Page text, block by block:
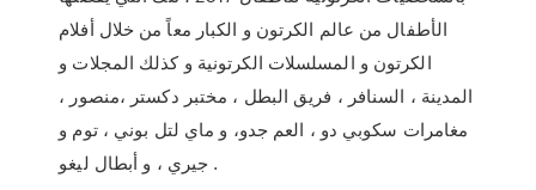
الأطفال من عالم الكرتون و الكبار معاً من خلال أفلام
الكرتون و المسلسلات الكرتونية و كذلك المجلات و
المدينة ، السنافر ، فريق البطل ، مختبر دكستر ،منصور ،
مغامرات سكوبي دو ، العم جدو، و ماي لتل بوني ، توم و
جيري ، و أبطال ليغو .